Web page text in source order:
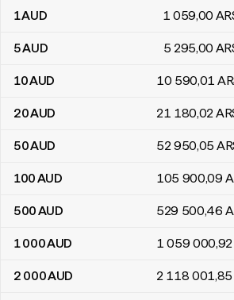
Australijos doleriai į Argentinos pesai
1AUD 1 059,00
5AUD 5 295,00
10AUD 10 590,01
20AUD 21 180,02
50AUD 52 950,05
100AUD 105 900,09
500AUD 529 500,46
1 000AUD 1 059 000,92
2 000AUD 2 118 001,85